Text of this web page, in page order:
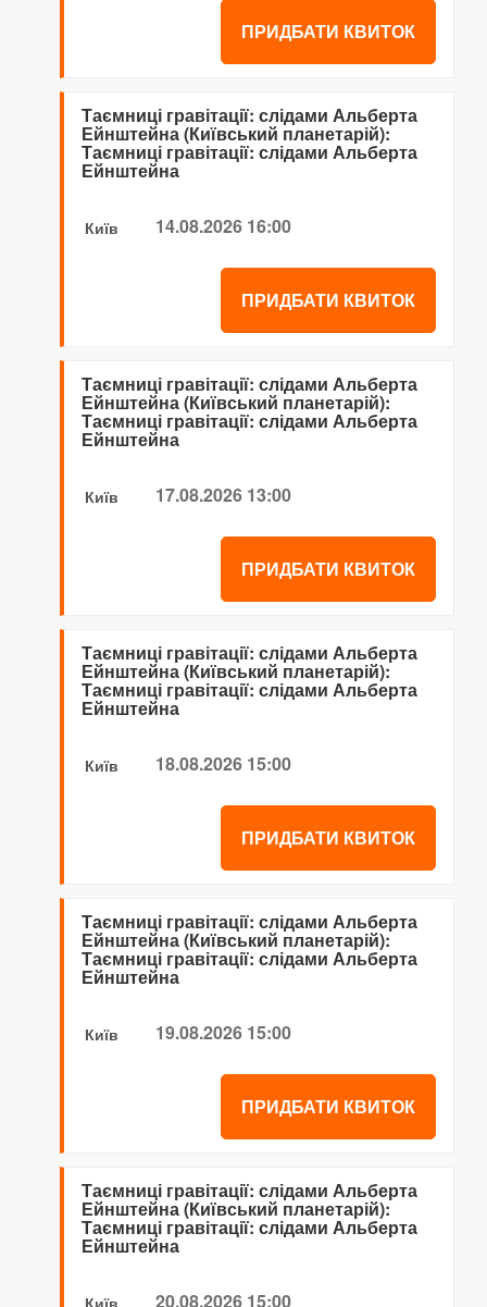
ПРИДБАТИ КВИТОК
Таємниці гравітації: слідами Альберта
Ейнштейна (Київський планетарій):
Таємниці гравітації: слідами Альберта
Ейнштейна
Київ 14.08.2026 16:00
ПРИДБАТИ КВИТОК
Таємниці гравітації: слідами Альберта
Ейнштейна (Київський планетарій):
Таємниці гравітації: слідами Альберта
Ейнштейна
Київ 17.08.2026 13:00
ПРИДБАТИ КВИТОК
Таємниці гравітації: слідами Альберта
Ейнштейна (Київський планетарій):
Таємниці гравітації: слідами Альберта
Ейнштейна
Київ 18.08.2026 15:00
ПРИДБАТИ КВИТОК
Таємниці гравітації: слідами Альберта
Ейнштейна (Київський планетарій):
Таємниці гравітації: слідами Альберта
Ейнштейна
Київ 19.08.2026 15:00
ПРИДБАТИ КВИТОК
Таємниці гравітації: слідами Альберта
Ейнштейна (Київський планетарій):
Таємниці гравітації: слідами Альберта
Ейнштейна
20.08.2026 15:00